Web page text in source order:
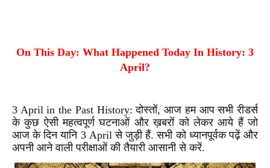
On This Day: What Happened Today In History: 3
April?
3 April in the Past History: दोस्तों, आज हम आप सभी रीडर्स
के कुछ ऐसी महत्वपूर्ण घटनाओं और ख़बरों को लेकर आये हैं जो
आज के दिन यानि 3 April से जुड़ी हैं. सभी को ध्यानपूर्वक पढ़ें और
अपनी आने वाली परीक्षाओं की तैयारी आसानी से करें.